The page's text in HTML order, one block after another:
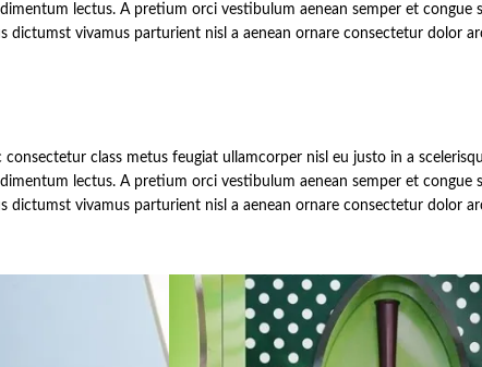
lectus. A pretium orci vestibulum aenean semper et congue
vivamus parturient nisl a aenean ornare consectetur dolor
class metus feugiat ullamcorper nisl eu justo in a
lectus. A pretium orci vestibulum aenean semper et congue
vivamus parturient nisl a aenean ornare consectetur dolor